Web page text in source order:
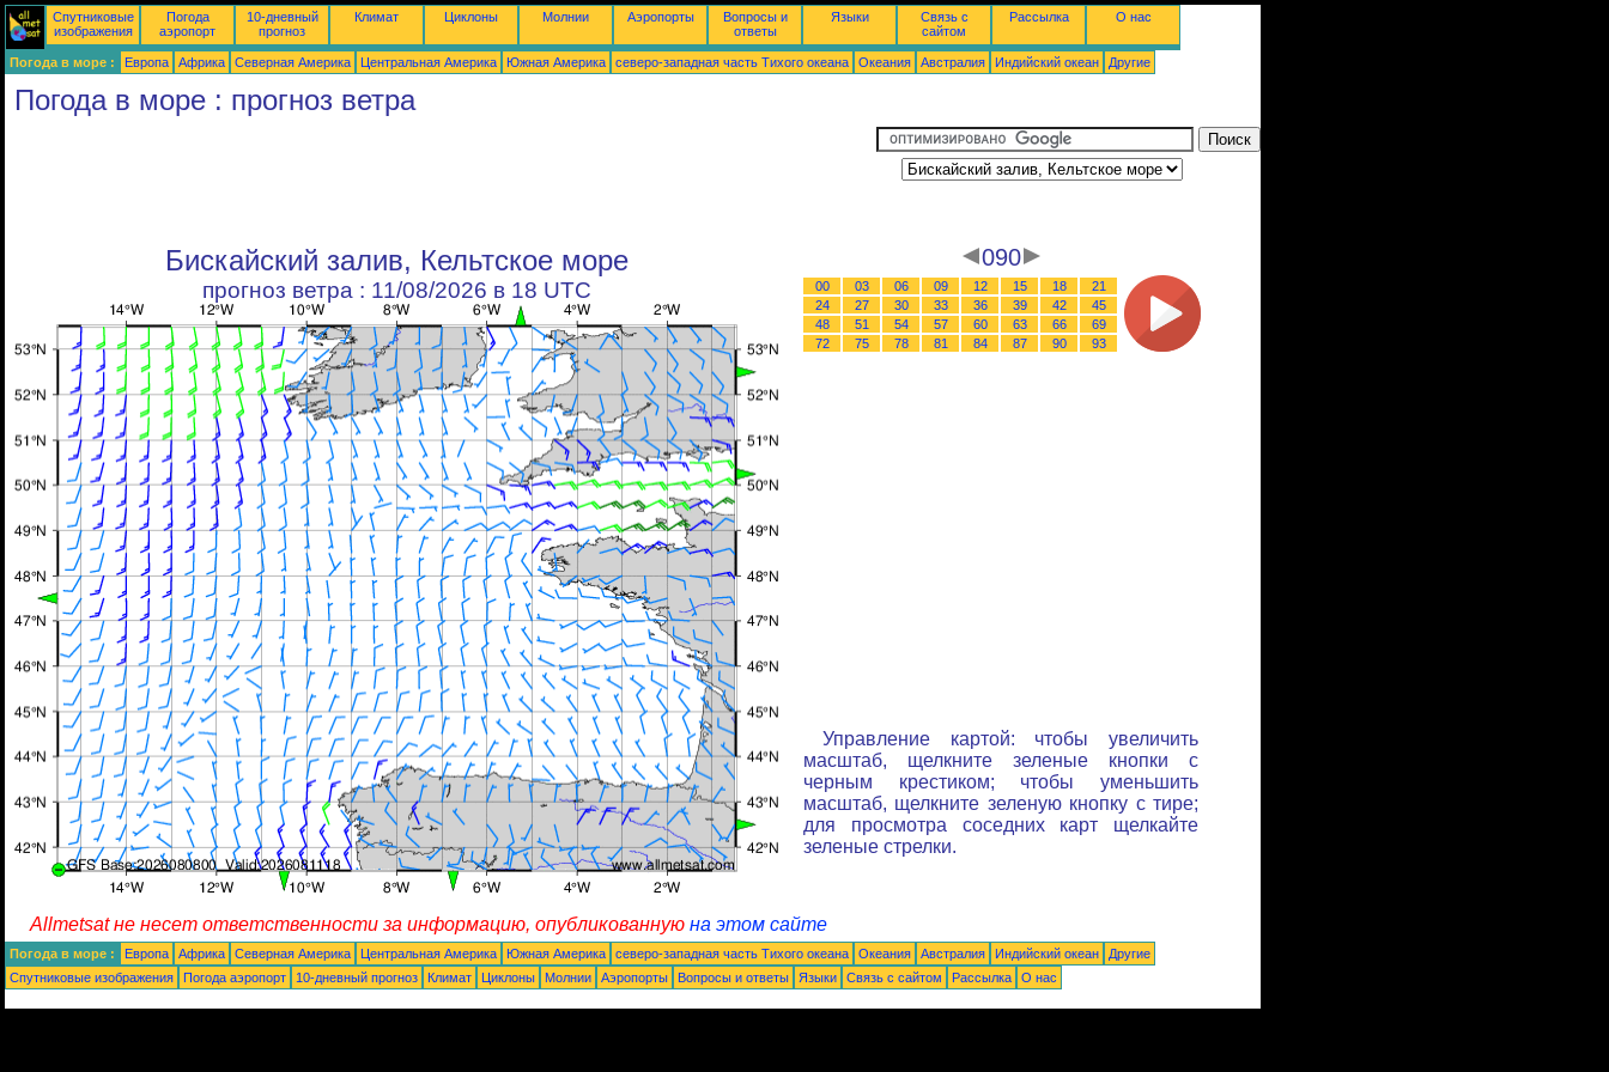
Спутниковые
изображения
Погода
аэропорт
10-дневный
прогноз
Климат Циклоны Молнии Аэропорты
Вопросы и
ответы
Языки
Связь с
сайтом
Рассылка О нас
Погода в море : Европа Африка Северная Америка Центральная Америка Южная Америка северо-западная часть Tихого океана Океания Австралия Индийский океан Другие
Погода в море : прогноз ветра
Бискайский залив, Кельтское море
прогноз ветра : 11/08/2026 в 18 UTC
090
00 03 06 09 12 15 18
21
24
27 30 33 36 39 42
45
48
51 54 57 60 63 66
69
72
75 78 81 84 87 90 93
Управление картой: чтобы увеличить
масштаб, щелкните зеленые кнопки с
черным крестиком; чтобы уменьшить
масштаб, щелкните зеленую кнопку с тире;
для просмотра соседних карт щелкайте
зеленые стрелки.
Allmetsat не несет ответственности за информацию, опубликованную на этом сайте
Погода в море : Европа Африка Северная Америка Центральная Америка Южная Америка северо-западная часть Tихого океана Океания Австралия Индийский океан
Другие
Спутниковые изображения
Погода аэропорт 10-дневный прогноз Климат Циклоны Молнии Аэропорты Вопросы и ответы Языки Связь с сайтом Рассылка О нас